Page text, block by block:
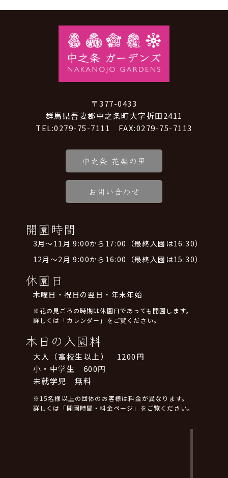
〒377-0433
群馬県吾妻郡中之条町大字折田2411
TEL:0279-75-7111 FAX:0279-75-7113
中之条 花楽の里
お問い合わせ
開園時間
3月～11月 9:00から17:00（最終入園は16:30）
12月～2月 9:00から16:00（最終入園は15:30）
休園日
木曜日・祝日の翌日・年末年始
※花の見ごろの時期は休園日であっても開園します。
詳しくは「カレンダー」をご覧ください。
本日の入園料
大人（高校生以上） 1200円
小・中学生 600円
未就学児 無料
※15名様以上の団体のお客様は料金が異なります。
詳しくは「開園時間・料金ページ」をご覧ください。